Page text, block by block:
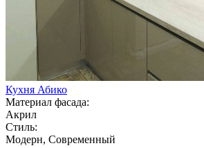
Кухня Абико
Материал фасада:
Акрил
Стиль:
Модерн, Современный